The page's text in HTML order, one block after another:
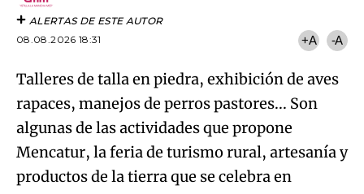
ALERTAS DE ESTE AUTOR
08.08.2026 18:31
+A -A
Talleres de talla en piedra, exhibición de aves
rapaces, manejos de perros pastores... Son
algunas de las actividades que propone
Mencatur, la feria de turismo rural, artesanía y
productos de la tierra que se celebra en